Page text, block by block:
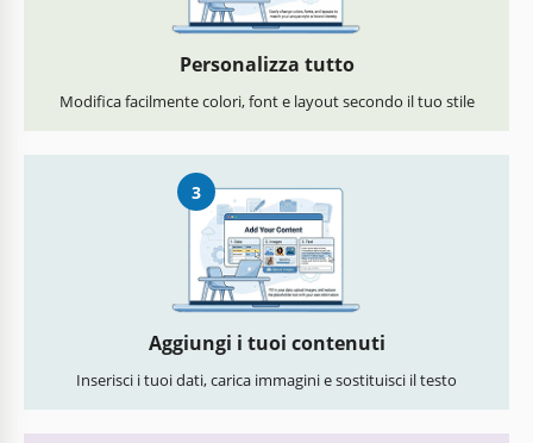
Personalizza tutto
Modifica facilmente colori, font e layout secondo il tuo stile
3
Aggiungi i tuoi contenuti
Inserisci i tuoi dati, carica immagini e sostituisci il testo